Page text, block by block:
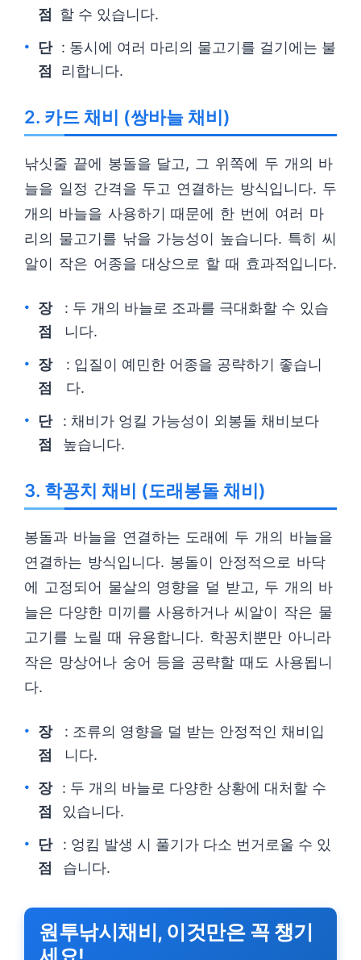
점
할 수 있습니다.
단
점
: 동시에 여러 마리의 물고기를 걸기에는 불
리합니다.
2. 카드 채비 (쌍바늘 채비)
낚싯줄 끝에 봉돌을 달고, 그 위쪽에 두 개의 바
늘을 일정 간격을 두고 연결하는 방식입니다. 두
개의 바늘을 사용하기 때문에 한 번에 여러 마
리의 물고기를 낚을 가능성이 높습니다. 특히 씨
알이 작은 어종을 대상으로 할 때 효과적입니다.
장
점
: 두 개의 바늘로 조과를 극대화할 수 있습
니다.
장
점
: 입질이 예민한 어종을 공략하기 좋습니
다.
단
점
: 채비가 엉킬 가능성이 외봉돌 채비보다
높습니다.
3. 학꽁치 채비 (도래봉돌 채비)
봉돌과 바늘을 연결하는 도래에 두 개의 바늘을
연결하는 방식입니다. 봉돌이 안정적으로 바닥
에 고정되어 물살의 영향을 덜 받고, 두 개의 바
늘은 다양한 미끼를 사용하거나 씨알이 작은 물
고기를 노릴 때 유용합니다. 학꽁치뿐만 아니라
작은 망상어나 숭어 등을 공략할 때도 사용됩니
다.
장
점
: 조류의 영향을 덜 받는 안정적인 채비입
니다.
장
점
: 두 개의 바늘로 다양한 상황에 대처할 수
있습니다.
단
점
: 엉킴 발생 시 풀기가 다소 번거로울 수 있
습니다.
원투낚시채비, 이것만은 꼭 챙기